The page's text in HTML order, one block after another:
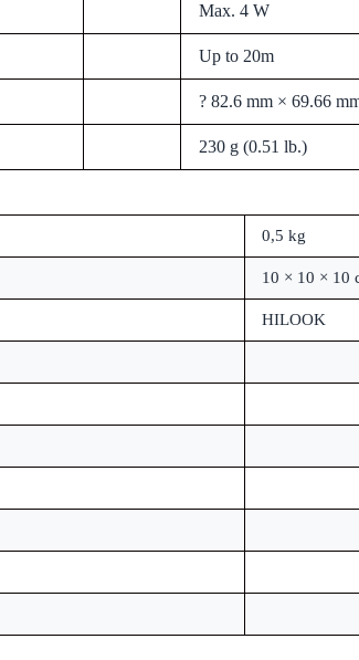
Max. 4 W
Up to 20m
? 82.6 mm × 69.66
230 g (0.51 lb.)
0,5 kg
10 × 10 × 10
HILOOK